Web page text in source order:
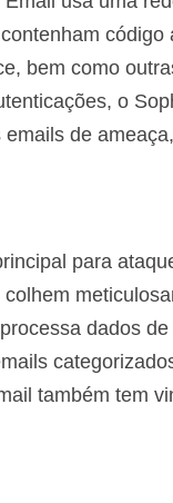
bem como
o
de
para
dados
também tem